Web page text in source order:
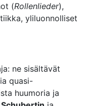
(Rollenlieder),
yliluonnolliset
ne sisältävät
quasi-
huumoria ja